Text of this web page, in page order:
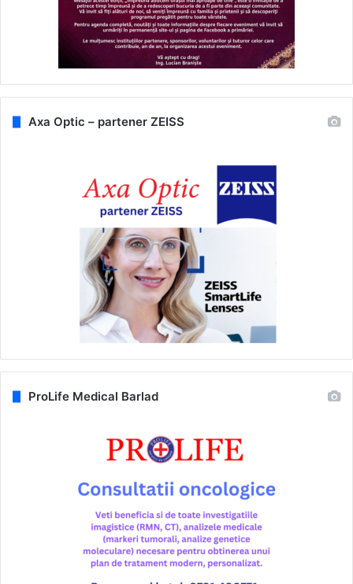
Axa Optic – partener ZEISS
ProLife Medical Barlad